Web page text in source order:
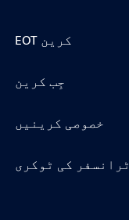
EOT کرین
جِب کرین
خصوصی کرینیں
ٹرانسفر کی ٹوکری